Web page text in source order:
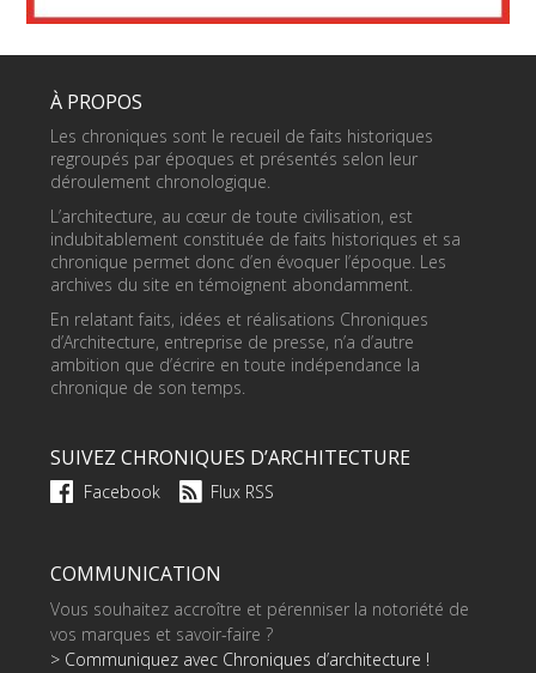
À PROPOS
Les chroniques sont le recueil de faits historiques
regroupés par époques et présentés selon leur
déroulement chronologique.
L’architecture, au cœur de toute civilisation, est
indubitablement constituée de faits historiques et sa
chronique permet donc d’en évoquer l’époque. Les
archives du site en témoignent abondamment.
En relatant faits, idées et réalisations Chroniques
d’Architecture, entreprise de presse, n’a d’autre
ambition que d’écrire en toute indépendance la
chronique de son temps.
SUIVEZ CHRONIQUES D’ARCHITECTURE
Facebook Flux RSS
COMMUNICATION
Vous souhaitez accroître et pérenniser la notoriété de
vos marques et savoir-faire ?
> Communiquez avec Chroniques d’architecture !